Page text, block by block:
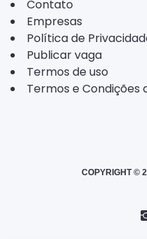
Contato
Empresas
Política de
Publicar vaga
Termos de uso
Termos e Condições
COPYRIGHT ©